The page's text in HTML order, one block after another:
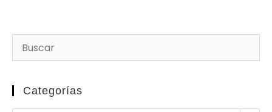
Categorías